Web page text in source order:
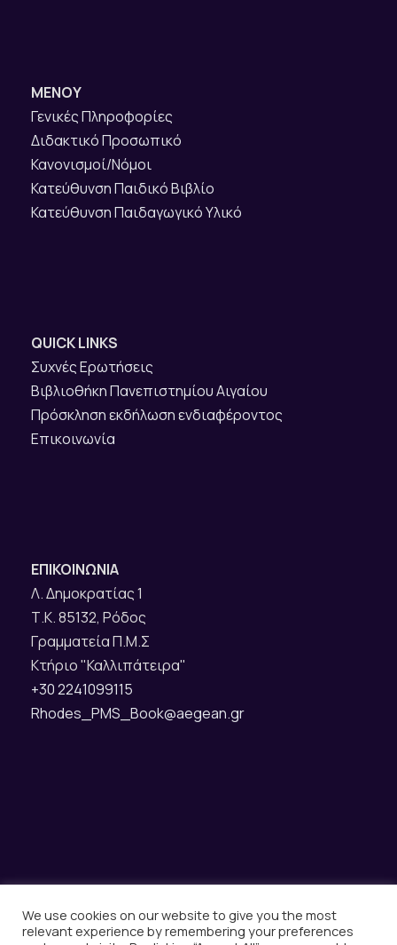
ΜΕΝΟΥ
Γενικές Πληροφορίες
Διδακτικό Προσωπικό
Κανονισμοί/Νόμοι
Κατεύθυνση Παιδικό Βιβλίο
Κατεύθυνση Παιδαγωγικό Υλικό
QUICK LINKS
Συχνές Ερωτήσεις
Βιβλιοθήκη Πανεπιστημίου Αιγαίου
Πρόσκληση εκδήλωση ενδιαφέροντος
Επικοινωνία
ΕΠΙΚΟΙΝΩΝΙΑ
Λ. Δημοκρατίας 1
Τ.Κ. 85132, Ρόδος
Γραμματεία Π.Μ.Σ
Κτήριο "Καλλιπάτειρα"
+30 2241099115
Rhodes_PMS_Book@aegean.gr
Υποστήριξη Ιστοσελίδων Rodos Web Design
We use cookies on our website to give you the most
relevant experience by remembering your preferences